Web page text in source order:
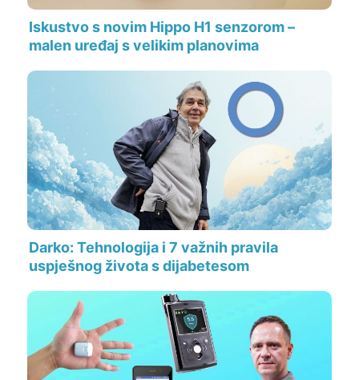
Iskustvo s novim Hippo H1 senzorom –
malen uređaj s velikim planovima
Darko: Tehnologija i 7 važnih pravila
uspješnog života s dijabetesom